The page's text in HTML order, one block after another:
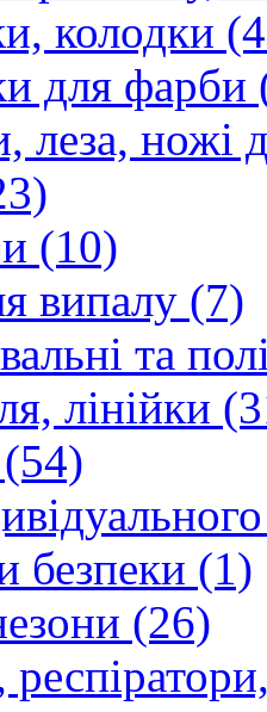
колодки
для фарби
леза, ножі
(10)
випалу (7)
та
лінійки
безпеки (1)
(26)